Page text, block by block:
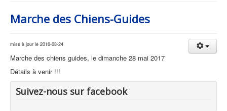
Marche des Chiens-Guides
mise à jour le 2016-08-24
Marche des chiens guides, le dimanche 28 mai 2017
Détails à venir !!!
Suivez-nous sur facebook